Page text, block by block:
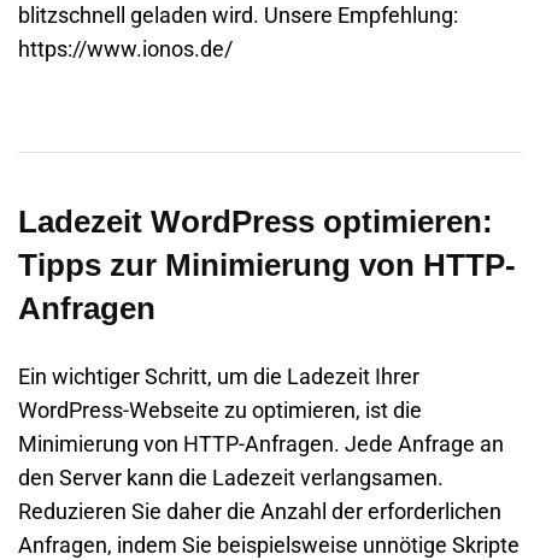
blitzschnell geladen wird. Unsere Empfehlung:
https://www.ionos.de/
Ladezeit WordPress optimieren:
Tipps zur Minimierung von HTTP-
Anfragen
Ein wichtiger Schritt, um die Ladezeit Ihrer
WordPress-Webseite zu optimieren, ist die
Minimierung von HTTP-Anfragen. Jede Anfrage an
den Server kann die Ladezeit verlangsamen.
Reduzieren Sie daher die Anzahl der erforderlichen
Anfragen, indem Sie beispielsweise unnötige Skripte